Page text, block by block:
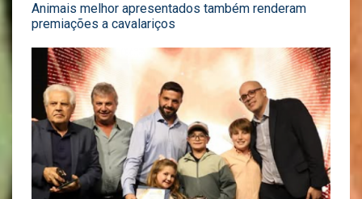
Animais melhor apresentados também renderam
premiações a cavalariços